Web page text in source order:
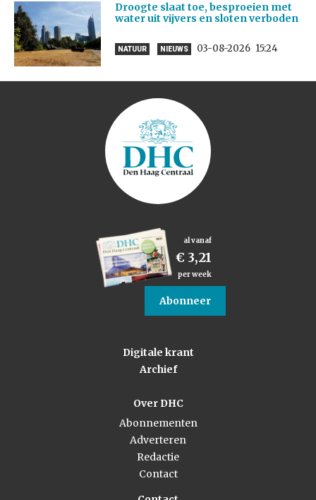
Droogte slaat toe, besproeien met
water uit vijvers en sloten verboden
NATUUR NIEUWS 03-08-2026 15:24
al vanaf
€ 3,21
per week
Abonneer
Digitale krant
Archief
Over DHC
Abonnementen
Adverteren
Redactie
Contact